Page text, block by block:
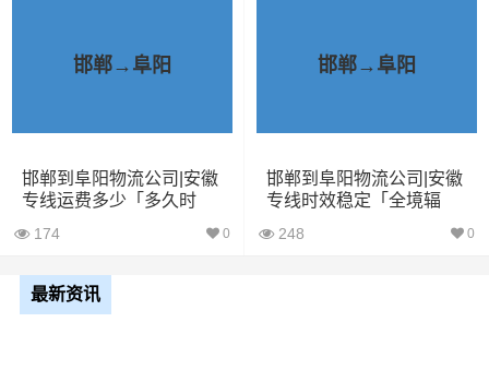
2、运输时间延迟：不靠谱的物流公司可能会在运输过程中
出现延误，导致你的物品无法按时送达；
3、服务质量差：不靠谱的物流公司可能会提供劣质的服
务，例如不及时回复客户咨询、不提供准确的物流信息
邯郸→阜阳
邯郸到阜阳物流公司|安徽
专线运费多少「多久时
174 0
邯郸→阜阳
邯郸到阜阳物流公司|安徽
专线时效稳定「全境辐
248 0
最新资讯